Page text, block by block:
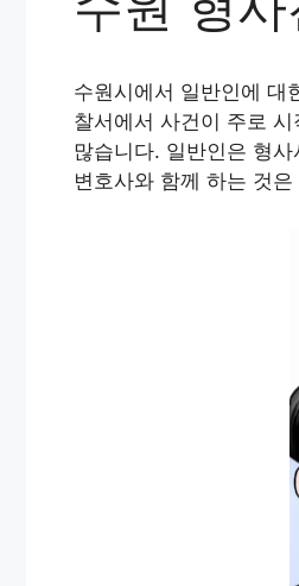
수원시에서 일반인에 대
찰서에서 사건이 주로
많습니다. 일반인은 형
변호사와 함께 하는 것